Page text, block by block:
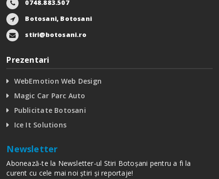
0748.883.507
Botosani, Botosani
stiri@botosani.ro
Prezentari
WebEmotion Web Design
Magic Car Parc Auto
Publicitate Botosani
Ice It Solutions
Newsletter
Abonează-te la Newsletter-ul Stiri Botoșani pentru a fi la
curent cu cele mai noi știri și reportaje!